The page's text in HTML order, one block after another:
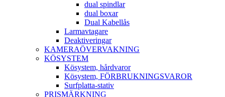
dual spindlar
dual boxar
Dual Kabellås
Larmavtagare
Deaktiveringar
KAMERAÖVERVAKNING
KÖSYSTEM
Kösystem, hårdvaror
Kösystem, FÖRBRUKNINGSVAROR
Surfplatta-stativ
PRISMÄRKNING